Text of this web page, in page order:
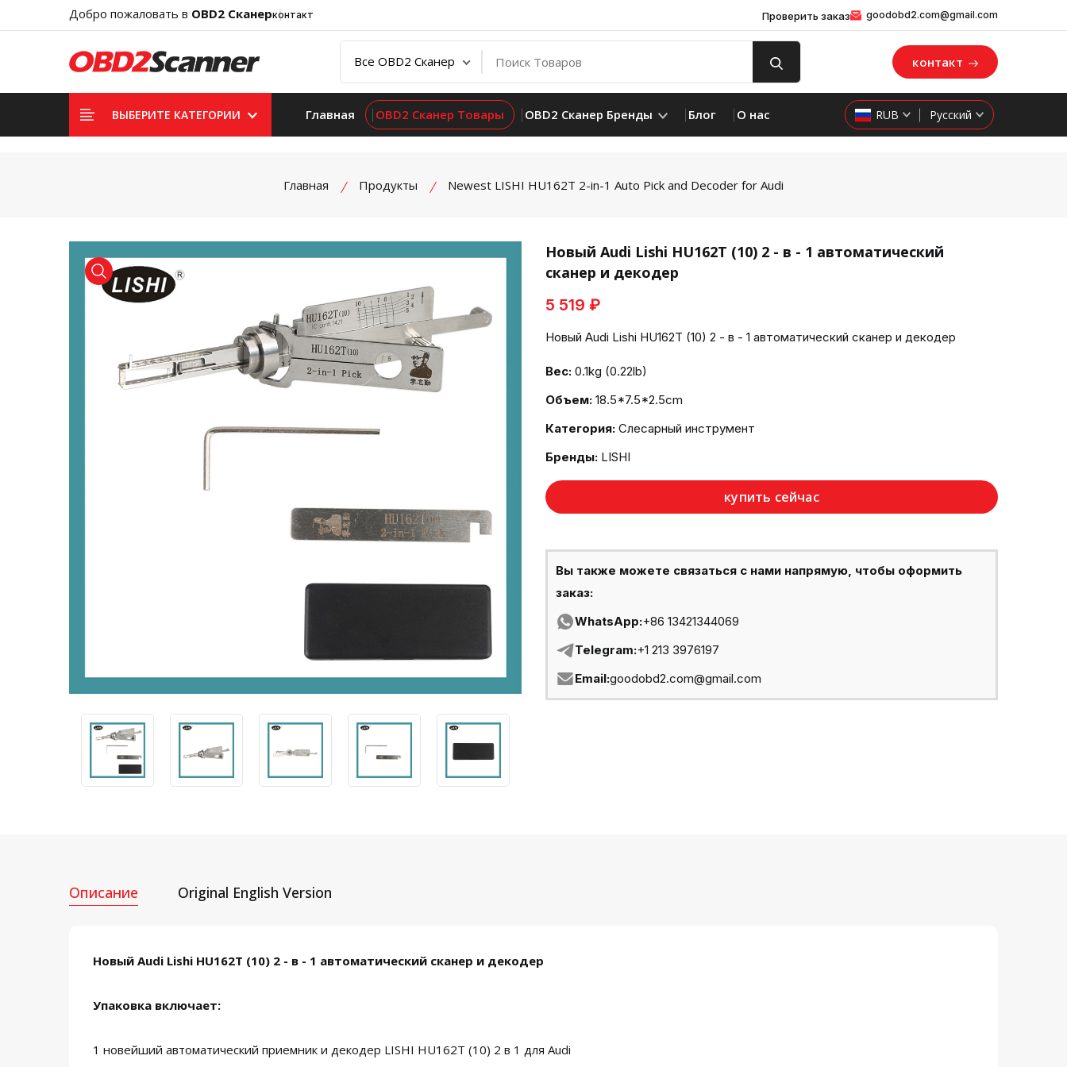
Добро пожаловать в OBD2 Сканерконтакт Проверить заказ goodobd2.com@gmail.com
контакт
ВЫБЕРИТЕ КАТЕГОРИИ Главная OBD2 Сканер Товары OBD2 Сканер Бренды Блог О нас RUB Русский
Главная Продукты Newest LISHI HU162T 2-in-1 Auto Pick and Decoder for Audi
product view
Новый Audi Lishi HU162T (10) 2 - в - 1 автоматический
сканер и декодер
5 519 ₽
Новый Audi Lishi HU162T (10) 2 - в - 1 автоматический сканер и декодер
Вес: 0.1kg (0.22lb)
Объем: 18.5*7.5*2.5cm
Категория: Слесарный инструмент
Бренды: LISHI
купить сейчас
Вы также можете связаться с нами напрямую, чтобы оформить
заказ:
WhatsApp:+86 13421344069
Telegram:+1 213 3976197
Email:goodobd2.com@gmail.com
Описание Original English Version
Новый Audi Lishi HU162T (10) 2 - в - 1 автоматический сканер и декодер
Упаковка включает:
1 новейший автоматический приемник и декодер LISHI HU162T (10) 2 в 1 для Audi